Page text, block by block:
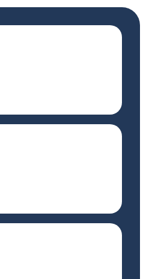
конфиденциальности
конфиденциальности